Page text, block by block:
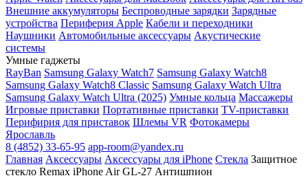
Внешние аккумуляторы Беспроводные зарядки Зарядные
устройства Периферия Apple Кабели и переходники
Наушники Автомобильные аксессуары Акустические
системы
Умные гаджеты
RayBan Samsung Galaxy Watch7 Samsung Galaxy Watch8
Samsung Galaxy Watch8 Classic Samsung Galaxy Watch Ultra
Samsung Galaxy Watch Ultra (2025) Умные кольца Массажеры
Игровые приставки Портативные приставки TV-приставки
Перифирия для приставок Шлемы VR Фотокамеры
Ярославль
8 (4852) 33-65-95 app-room@yandex.ru
Главная Аксессуары Аксессуары для iPhone Стекла Защитное
стекло Remax iPhone Air GL-27 Антишпион